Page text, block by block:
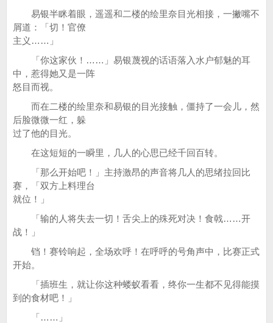
易银半眯着眼，遥遥和二楼的绘里奈目光相接，一撇嘴不
屑道：「切！官僚
主义……」
「你这家伙！……」易银蔑视的话语落入水户郁魅的耳
中，惹得她又是一阵
怒目而视。
而在二楼的绘里奈和易银的目光接触，僵持了一会儿，然
后脸微微一红，躲
过了他的目光。
在这短短的一瞬里，几人的心思已经千回百转。
「那么开始吧！」主持激昂的声音将几人的思绪拉回比
赛，「双方上料理台
就位！」
「输的人将失去一切！舌尖上的殊死对决！食戟……开
战！」
铛！赛铃响起，全场欢呼！在呼呼的号角声中，比赛正式
开始。
「插班生，就让你这种蝼蚁看看，终你一生都不见得能摸
到的食材吧！」
「……」